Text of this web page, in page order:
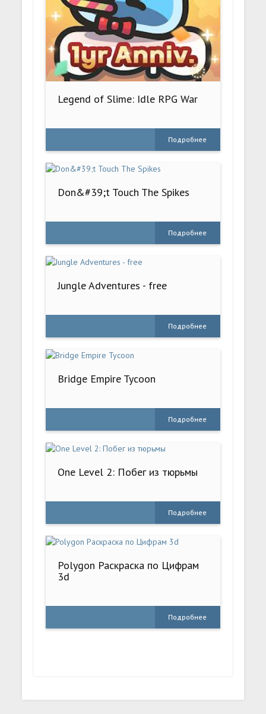
Legend of Slime: Idle RPG War
Подробнее
Don&#39;t Touch The Spikes
Подробнее
Jungle Adventures - free
Подробнее
Bridge Empire Tycoon
Подробнее
One Level 2: Побег из тюрьмы
Подробнее
Polygon Раскраска по Цифрам
3d
Подробнее